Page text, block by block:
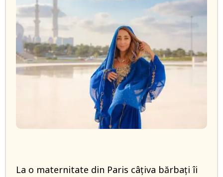
La o maternitate din Paris câțiva bărbați îi